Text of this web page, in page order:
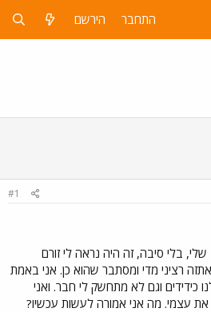
התחבר הירשם
#1
בלי סיבה, זה היה נראה לי זורם
אתזה רציני מדי ומסתבר שהוא כן. אני באמת
כידידים וגם לא מתחשק לי חבר. ואני
עצמי. מה אני אמורה לעשות עכשיו?